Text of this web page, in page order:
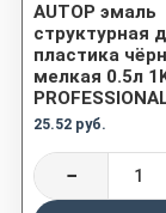
AUTOP эмаль
структурная
пластика
мелкая 0.5л
25.52 руб.
−